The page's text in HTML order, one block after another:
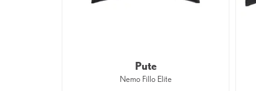
Pute
Nemo Fillo Elite